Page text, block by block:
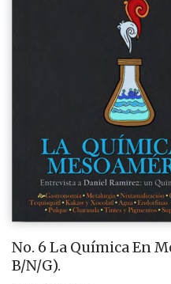
No. 6 La Química En
B/N/G).